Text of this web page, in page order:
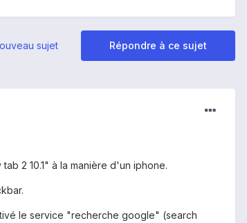
Répondre à ce sujet
sujet
2 10.1" à la manière d'un iphone.
le service "recherche google" (search